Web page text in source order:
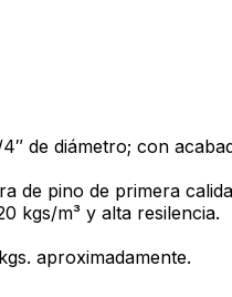
de diámetro; con
de pino de primera
kgs/m³ y alta resilencia.
aproximadamente.